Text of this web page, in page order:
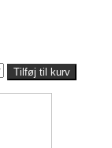
Tilføj til kurv